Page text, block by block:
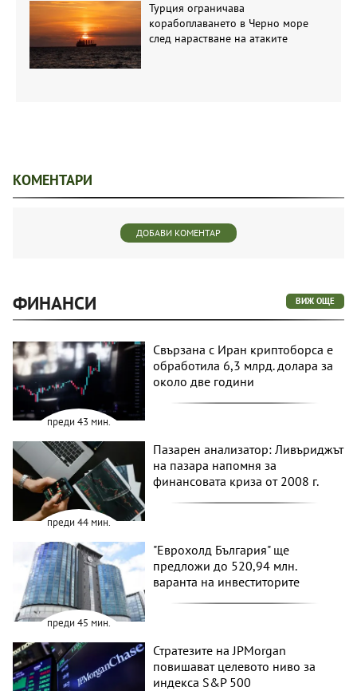
Турция ограничава
корабоплаването в Черно море
след нарастване на атаките
КОМЕНТАРИ
ДОБАВИ КОМЕНТАР
ФИНАНСИ ВИЖ ОЩЕ
преди 43 мин.
Свързана с Иран криптоборса е
обработила 6,3 млрд. долара за
около две години
преди 44 мин.
Пазарен анализатор: Ливъриджът
на пазара напомня за
финансовата криза от 2008 г.
преди 45 мин.
"Еврохолд България" ще
предложи до 520,94 млн.
варанта на инвеститорите
Стратезите на JPMorgan
повишават целевото ниво за
индекса S&P 500